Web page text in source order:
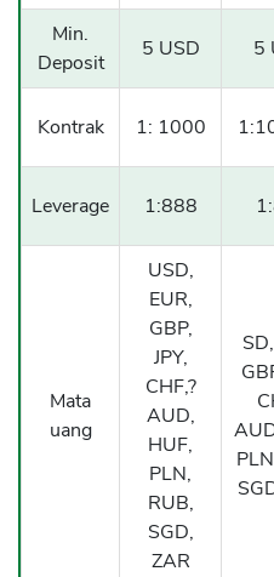
Min.
Deposit
5 USD 5
Kontrak 1: 1000
Leverage 1:888
Mata
uang
USD,
EUR,
GBP,
JPY,
CHF,?
AUD,
HUF,
PLN,
RUB,
SGD,
ZAR